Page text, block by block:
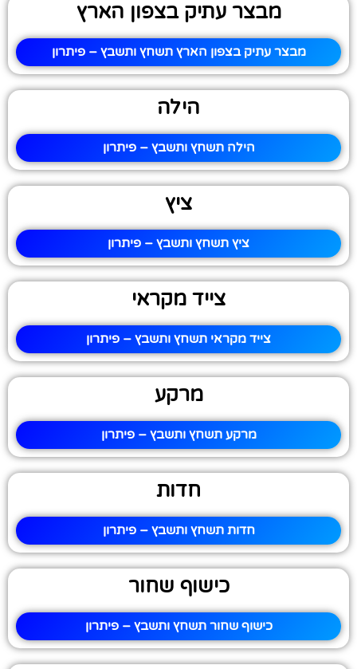
מבצר עתיק בצפון הארץ
מבצר עתיק בצפון הארץ תשחץ ותשבץ – פיתרון
הילה
הילה תשחץ ותשבץ – פיתרון
ציץ
ציץ תשחץ ותשבץ – פיתרון
צייד מקראי
צייד מקראי תשחץ ותשבץ – פיתרון
מרקע
מרקע תשחץ ותשבץ – פיתרון
חדות
חדות תשחץ ותשבץ – פיתרון
כישוף שחור
כישוף שחור תשחץ ותשבץ – פיתרון